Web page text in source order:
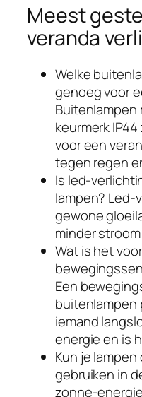
Meest
veranda
Welke
genoeg voor
Buitenlampen
keurmerk
voor een
tegen regen
Is led-
lampen? Led-
gewone
minder
Wat is het
Een
buitenlampen
iemand
energie en is
Kun je
gebruiken in
zonne-